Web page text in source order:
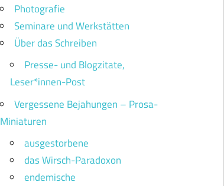
Photografie
Seminare und Werkstätten
Über das Schreiben
Presse- und Blogzitate,
Leser*innen-Post
Vergessene Bejahungen – Prosa-
Miniaturen
ausgestorbene
das Wirsch-Paradoxon
endemische